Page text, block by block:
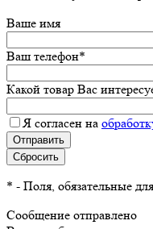
Ваше имя
Ваш телефон*
Какой товар Вас
Я согласен на
* - Поля, обязательные
Сообщение отправлено